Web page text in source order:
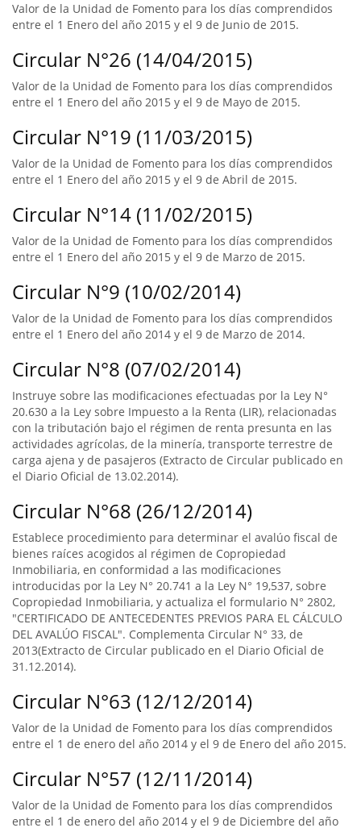
Valor de la Unidad de Fomento para los días comprendidos
entre el 1 Enero del año 2015 y el 9 de Junio de 2015.
Circular N°26 (14/04/2015)
Valor de la Unidad de Fomento para los días comprendidos
entre el 1 Enero del año 2015 y el 9 de Mayo de 2015.
Circular N°19 (11/03/2015)
Valor de la Unidad de Fomento para los días comprendidos
entre el 1 Enero del año 2015 y el 9 de Abril de 2015.
Circular N°14 (11/02/2015)
Valor de la Unidad de Fomento para los días comprendidos
entre el 1 Enero del año 2015 y el 9 de Marzo de 2015.
Circular N°9 (10/02/2014)
Valor de la Unidad de Fomento para los días comprendidos
entre el 1 Enero del año 2014 y el 9 de Marzo de 2014.
Circular N°8 (07/02/2014)
Instruye sobre las modificaciones efectuadas por la Ley N°
20.630 a la Ley sobre Impuesto a la Renta (LIR), relacionadas
con la tributación bajo el régimen de renta presunta en las
actividades agrícolas, de la minería, transporte terrestre de
carga ajena y de pasajeros (Extracto de Circular publicado en
el Diario Oficial de 13.02.2014).
Circular N°68 (26/12/2014)
Establece procedimiento para determinar el avalúo fiscal de
bienes raíces acogidos al régimen de Copropiedad
Inmobiliaria, en conformidad a las modificaciones
introducidas por la Ley N° 20.741 a la Ley N° 19,537, sobre
Copropiedad Inmobiliaria, y actualiza el formulario N° 2802,
"CERTIFICADO DE ANTECEDENTES PREVIOS PARA EL CÁLCULO
DEL AVALÚO FISCAL". Complementa Circular N° 33, de
2013(Extracto de Circular publicado en el Diario Oficial de
31.12.2014).
Circular N°63 (12/12/2014)
Valor de la Unidad de Fomento para los días comprendidos
entre el 1 de enero del año 2014 y el 9 de Enero del año 2015.
Circular N°57 (12/11/2014)
Valor de la Unidad de Fomento para los días comprendidos
entre el 1 de enero del año 2014 y el 9 de Diciembre del año